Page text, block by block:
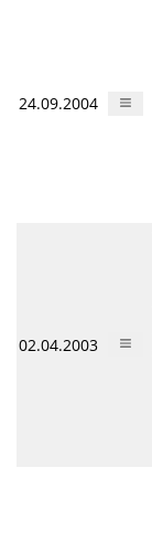
24.09.2004
02.04.2003